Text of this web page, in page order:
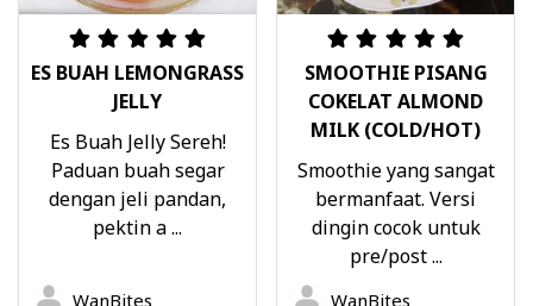
ES BUAH LEMONGRASS
JELLY
Es Buah Jelly Sereh!
Paduan buah segar
dengan jeli pandan,
pektin a ...
WanBites
SMOOTHIE PISANG
COKELAT ALMOND
MILK (COLD/HOT)
Smoothie yang sangat
bermanfaat. Versi
dingin cocok untuk
pre/post ...
WanBites